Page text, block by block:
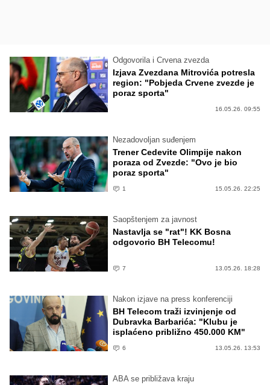
Odgovorila i Crvena zvezda
Izjava Zvezdana Mitrovića potresla
region: "Pobjeda Crvene zvezde je
poraz sporta"
16.05.26. 09:55
Nezadovoljan suđenjem
Trener Cedevite Olimpije nakon
poraza od Zvezde: "Ovo je bio
poraz sporta"
1 15.05.26. 22:25
Saopštenjem za javnost
Nastavlja se "rat"! KK Bosna
odgovorio BH Telecomu!
7 13.05.26. 18:28
Nakon izjave na press konferenciji
BH Telecom traži izvinjenje od
Dubravka Barbarića: "Klubu je
isplaćeno približno 450.000 KM"
6 13.05.26. 13:53
ABA se približava kraju